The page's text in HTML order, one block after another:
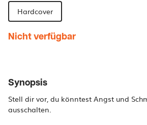
Hardcover
Nicht verfügbar
Synopsis
Stell dir vor, du könntest Angst und
ausschalten.